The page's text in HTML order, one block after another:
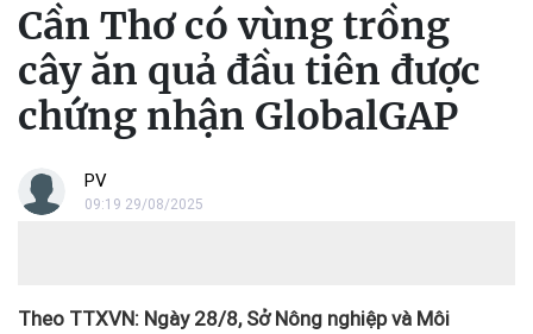
Cần Thơ có vùng trồng
cây ăn quả đầu tiên được
chứng nhận GlobalGAP
PV
09:19 29/08/2025
Theo TTXVN: Ngày 28/8, Sở Nông nghiệp và Môi